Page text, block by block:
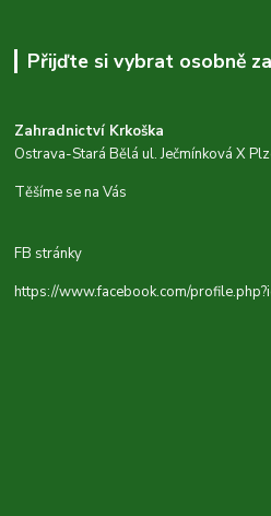
Přijďte si vybrat osobně
Zahradnictví Krkoška
Ostrava-Stará Bělá ul. Ječmínková X
Těšíme se na Vás
FB stránky
https://www.facebook.com/